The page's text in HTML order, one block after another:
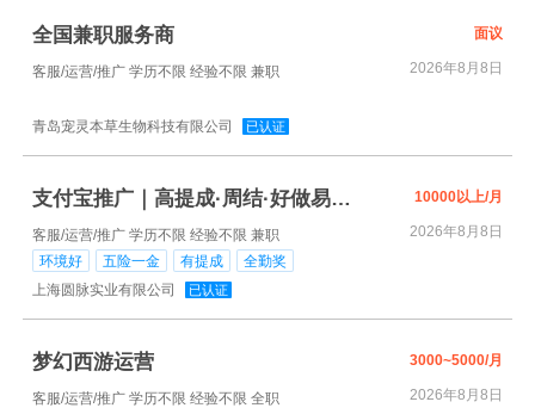
全国兼职服务商 面议
客服/运营/推广 学历不限 经验不限 兼职 2026年8月8日
青岛宠灵本草生物科技有限公司 已认证
支付宝推广｜高提成·周结·好做易上手 10000以上/月
客服/运营/推广 学历不限 经验不限 兼职
2026年8月8日
环境好
五险一金 有提成
全勤奖
上海圆脉实业有限公司
已认证
梦幻西游运营 3000~5000/月
客服/运营/推广 学历不限 经验不限 全职
2026年8月8日